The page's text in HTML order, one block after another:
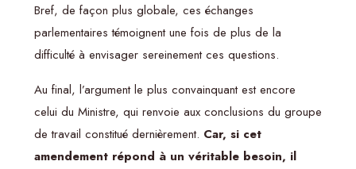
Bref, de façon plus globale, ces échanges
parlementaires témoignent une fois de plus de la
difficulté à envisager sereinement ces questions.
Au final, l’argument le plus convainquant est encore
celui du Ministre, qui renvoie aux conclusions du groupe
de travail constitué dernièrement. Car, si cet
amendement répond à un véritable besoin, il